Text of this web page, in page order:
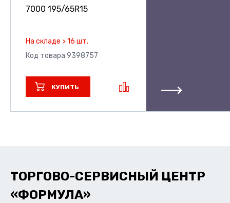
7000 195/65R15
На складе > 16 шт.
Код товара 9398757
КУПИТЬ
ТОРГОВО-СЕРВИСНЫЙ ЦЕНТР
«ФОРМУЛА»